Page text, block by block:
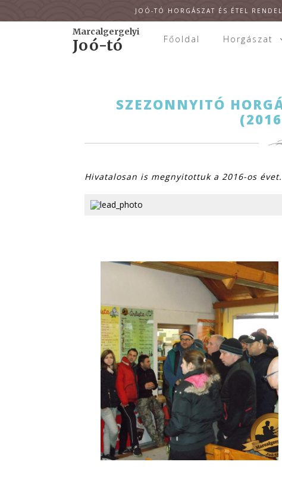
JOÓ-TÓ HORGÁSZAT ÉS ÉTEL
Marcalgergelyi
Joó-tó Főoldal Horgászat
FOGLALHATÓ
Rönk-
Vendégház
SZEZONNYITÓ
Hivatalosan is megnyitottuk a 2016-os évet.